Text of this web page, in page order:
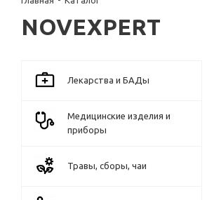
NOVEXPERT
Лекарства и БАДы
Медицинские изделия и
приборы
Травы, сборы, чаи